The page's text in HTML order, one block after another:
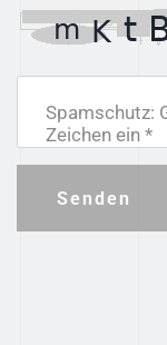
Spamschutz:
Zeichen ein *
Senden